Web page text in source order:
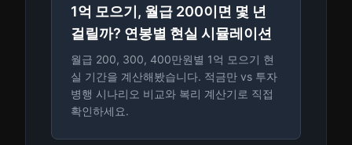
1억 모으기, 월급 200이면 몇 년
걸릴까? 연봉별 현실 시뮬레이션
월급 200, 300, 400만원별 1억 모으기 현
실 기간을 계산해봤습니다. 적금만 vs 투자
병행 시나리오 비교와 복리 계산기로 직접
확인하세요.